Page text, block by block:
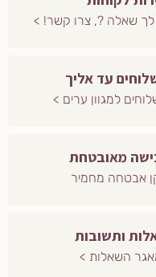
לך שאלה ?, צרו קשר! >
עד אליך
למגוון ערים >
מאובטחת
אבטחה מחמיר
ותשובות
השאלות >